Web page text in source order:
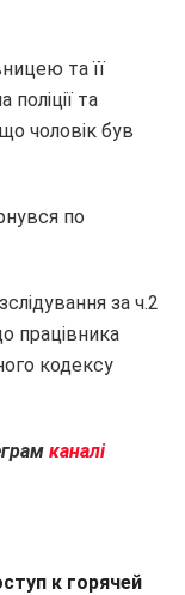
та її
та
чоловік був
по
за ч.2
працівника
кодексу
каналі
к горячей